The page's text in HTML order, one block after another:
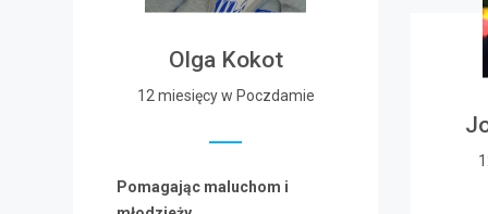
Olga Kokot
12 miesięcy w Poczdamie
Pomagając maluchom i